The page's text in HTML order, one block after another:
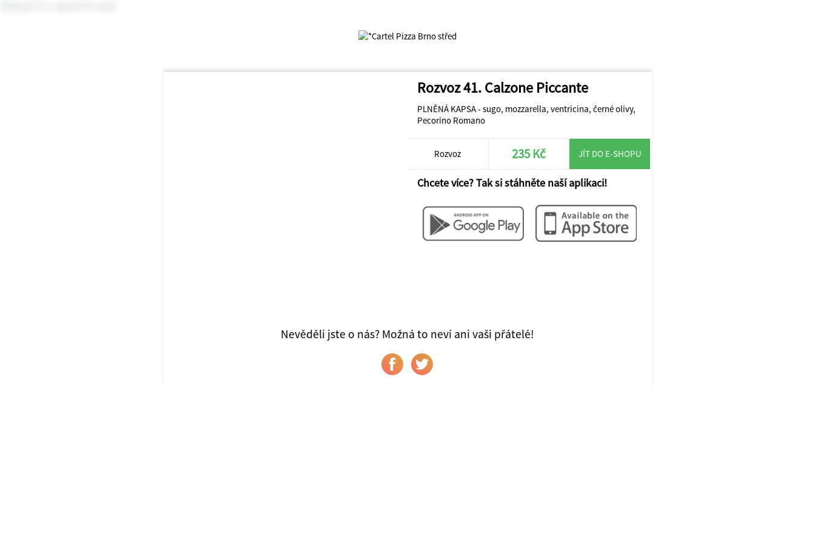
Rozvoz 41. Calzone Piccante
PLNĚNÁ KAPSA - sugo, mozzarella, ventricina, černé olivy,
Pecorino Romano
Rozvoz 235 Kč JÍT DO E-SHOPU
Chcete více? Tak si stáhněte naší aplikaci!
Nevěděli jste o nás? Možná to neví ani vaši přátelé!